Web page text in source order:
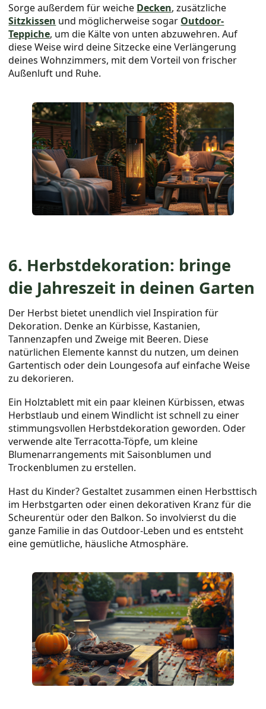
Sorge außerdem für weiche Decken, zusätzliche
Sitzkissen und möglicherweise sogar Outdoor-
Teppiche, um die Kälte von unten abzuwehren. Auf
diese Weise wird deine Sitzecke eine Verlängerung
deines Wohnzimmers, mit dem Vorteil von frischer
Außenluft und Ruhe.
6. Herbstdekoration: bringe
die Jahreszeit in deinen Garten
Der Herbst bietet unendlich viel Inspiration für
Dekoration. Denke an Kürbisse, Kastanien,
Tannenzapfen und Zweige mit Beeren. Diese
natürlichen Elemente kannst du nutzen, um deinen
Gartentisch oder dein Loungesofa auf einfache Weise
zu dekorieren.
Ein Holztablett mit ein paar kleinen Kürbissen, etwas
Herbstlaub und einem Windlicht ist schnell zu einer
stimmungsvollen Herbstdekoration geworden. Oder
verwende alte Terracotta-Töpfe, um kleine
Blumenarrangements mit Saisonblumen und
Trockenblumen zu erstellen.
Hast du Kinder? Gestaltet zusammen einen Herbsttisch
im Herbstgarten oder einen dekorativen Kranz für die
Scheurentür oder den Balkon. So involvierst du die
ganze Familie in das Outdoor-Leben und es entsteht
eine gemütliche, häusliche Atmosphäre.